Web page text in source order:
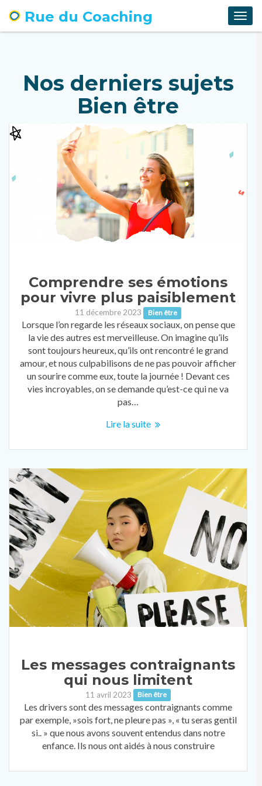
Rue du Coaching
Nos derniers sujets
Bien être
Comprendre ses émotions
pour vivre plus paisiblement
11 décembre 2023 Bien être
Lorsque l’on regarde les réseaux sociaux, on pense que
la vie des autres est merveilleuse. On imagine qu’ils
sont toujours heureux, qu’ils ont rencontré le grand
amour, et nous culpabilisons de ne pas pouvoir afficher
un sourire comme eux, toute la journée ! Devant ces
vies incroyables, on se demande qu’est-ce qui ne va
pas…
Lire la suite
Les messages contraignants
qui nous limitent
11 avril 2023 Bien être
Les drivers sont des messages contraignants comme
par exemple, »sois fort, ne pleure pas », « tu seras gentil
si.. » que nous avons souvent entendus dans notre
enfance. Ils nous ont aidés à nous construire